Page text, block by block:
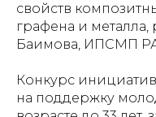
свойств
графена и
Баимова, ИПСМП
Конкурс
на поддержку